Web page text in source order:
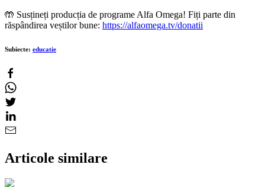
🤲 Susțineți producția de programe Alfa Omega! Fiți parte din
răspândirea veștilor bune: https://alfaomega.tv/donatii
Subiecte: educatie
Articole similare